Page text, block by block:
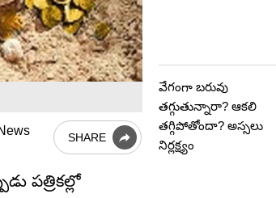
SHARE
పత్రికల్లో
వేగంగా బరువు
తగ్గుతున్నారా? ఆకలి
తగ్గిపోతోందా? అస్సలు
నిర్లక్ష్యం